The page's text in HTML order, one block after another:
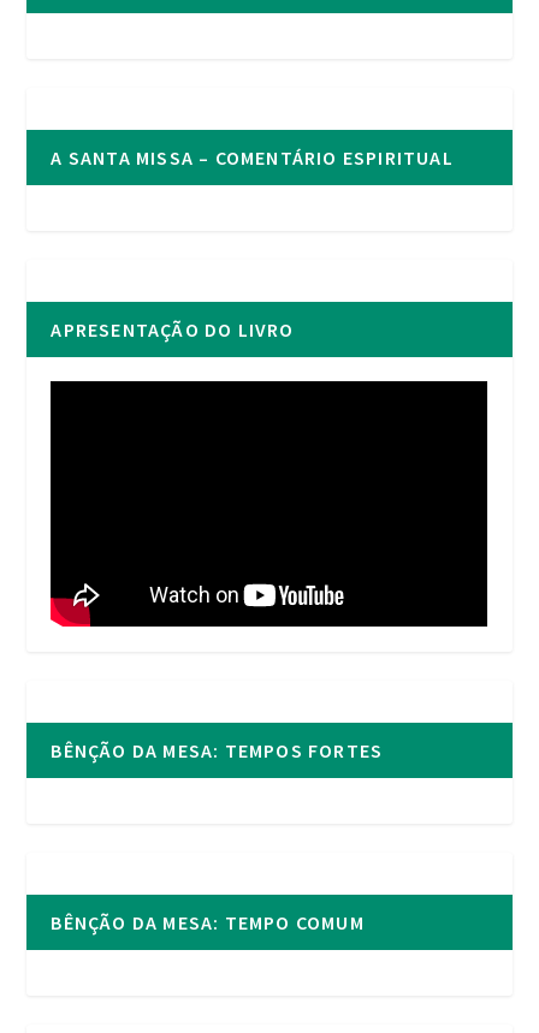
A SANTA MISSA – COMENTÁRIO ESPIRITUAL
APRESENTAÇÃO DO LIVRO
BÊNÇÃO DA MESA: TEMPOS FORTES
BÊNÇÃO DA MESA: TEMPO COMUM